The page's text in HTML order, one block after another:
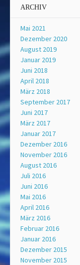
ARCHIV
Mai 2021
Dezember 2020
August 2019
Januar 2019
Juni 2018
April 2018
März 2018
September 2017
Juni 2017
März 2017
Januar 2017
Dezember 2016
November 2016
August 2016
Juli 2016
Juni 2016
Mai 2016
April 2016
März 2016
Februar 2016
Januar 2016
Dezember 2015
November 2015